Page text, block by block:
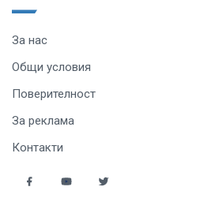
За нас
Общи условия
Поверителност
За реклама
Контакти